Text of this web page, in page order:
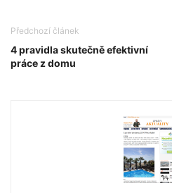
Předchozí článek
4 pravidla skutečně efektivní
práce z domu